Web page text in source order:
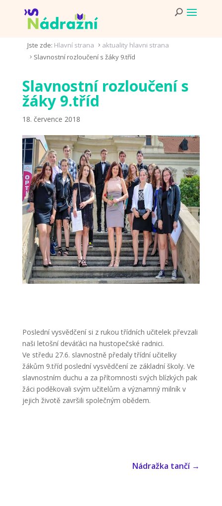
Jste zde: Hlavní strana 5 aktuality hlavni strana
5 Slavnostní rozloučení s žáky 9.tříd
Slavnostní rozloučení s
žáky 9.tříd
18. července 2018
Poslední vysvědčení si z rukou třídních učitelek převzali
naši letošní deváťáci na hustopečské radnici.
Ve středu 27.6. slavnostně předaly třídní učitelky
žákům 9.tříd poslední vysvědčení ze základní školy. Ve
slavnostním duchu a za přítomnosti svých blízkých pak
žáci poděkovali svým učitelům a významný milník v
jejich životě završili společným obědem.
Nádražka tančí→